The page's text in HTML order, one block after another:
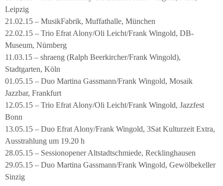
Leipzig
21.02.15 – MusikFabrik, Muffathalle, München
22.02.15 – Trio Efrat Alony/Oli Leicht/Frank Wingold, DB-
Museum, Nürnberg
11.03.15 – shraeng (Ralph Beerkircher/Frank Wingold),
Stadtgarten, Köln
01.05.15 – Duo Martina Gassmann/Frank Wingold, Mosaik
Jazzbar, Frankfurt
12.05.15 – Trio Efrat Alony/Oli Leicht/Frank Wingold, Jazzfest
Bonn
13.05.15 – Duo Efrat Alony/Frank Wingold, 3Sat Kulturzeit Extra,
Ausstrahlung um 19.20 h
28.05.15 – Sessionopener Altstadtschmiede, Recklinghausen
29.05.15 – Duo Martina Gassmann/Frank Wingold, Gewölbekeller
Sinzig